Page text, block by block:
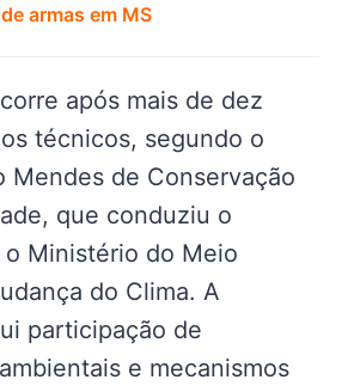
armas em MS
após mais de dez
técnicos, segundo o
Mendes de Conservação
que conduziu o
Ministério do Meio
do Clima. A
participação de
e mecanismos